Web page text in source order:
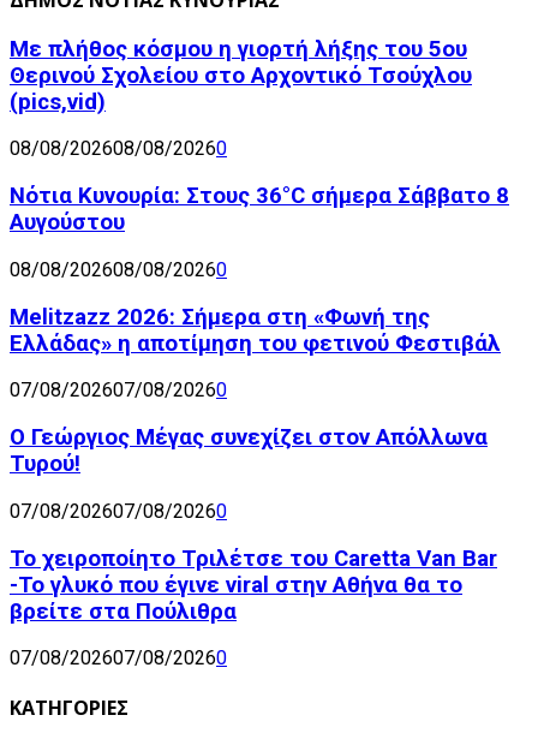
Με πλήθος κόσμου η γιορτή λήξης του 5ου
Θερινού Σχολείου στο Αρχοντικό Τσούχλου
(pics,vid)
08/08/202608/08/20260
Νότια Κυνουρία: Στους 36°C σήμερα Σάββατο 8
Αυγούστου
08/08/202608/08/20260
Melitzazz 2026: Σήμερα στη «Φωνή της
Ελλάδας» η αποτίμηση του φετινού Φεστιβάλ
07/08/202607/08/20260
Ο Γεώργιος Μέγας συνεχίζει στον Απόλλωνα
Τυρού!
07/08/202607/08/20260
Το χειροποίητο Τριλέτσε του Caretta Van Bar
-Το γλυκό που έγινε viral στην Αθήνα θα το
βρείτε στα Πούλιθρα
07/08/202607/08/20260
ΚΑΤΗΓΟΡΙΕΣ